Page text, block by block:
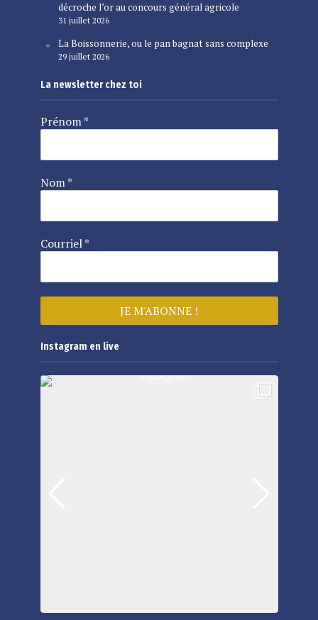
décroche l’or au concours général agricole
31 juillet 2026
La Boissonnerie, ou le pan bagnat sans complexe
29 juillet 2026
La newsletter chez toi
Prénom*
Nom*
Courriel*
Instagram en live